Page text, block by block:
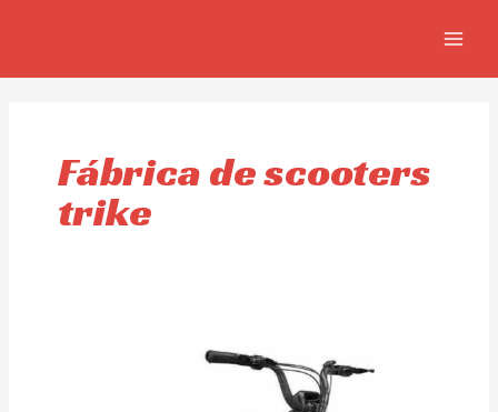
Fábrica de scooters
trike